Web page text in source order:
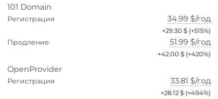
101 Domain
Регистрация 34.99 $/год
+29.30 $ (+515%)
Продление 51.99 $/год
+42.00 $ (+420%)
OpenProvider
Регистрация 33.81 $/год
+28.12 $ (+494%)